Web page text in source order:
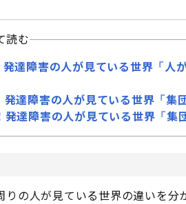
読む
達障害の人が見ている世界「人
達障害の人が見ている世界「集団
達障害の人が見ている世界「集
りの人が見ている世界の違いを分